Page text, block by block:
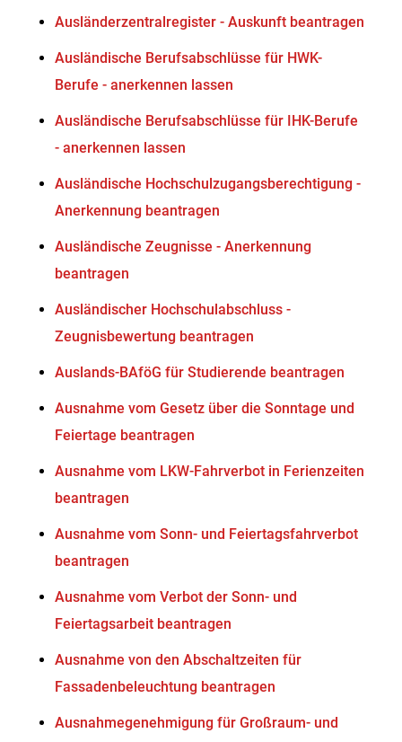
Ausländerzentralregister - Auskunft beantragen
Ausländische Berufsabschlüsse für HWK-
Berufe - anerkennen lassen
Ausländische Berufsabschlüsse für IHK-Berufe
- anerkennen lassen
Ausländische Hochschulzugangsberechtigung -
Anerkennung beantragen
Ausländische Zeugnisse - Anerkennung
beantragen
Ausländischer Hochschulabschluss -
Zeugnisbewertung beantragen
Auslands-BAföG für Studierende beantragen
Ausnahme vom Gesetz über die Sonntage und
Feiertage beantragen
Ausnahme vom LKW-Fahrverbot in Ferienzeiten
beantragen
Ausnahme vom Sonn- und Feiertagsfahrverbot
beantragen
Ausnahme vom Verbot der Sonn- und
Feiertagsarbeit beantragen
Ausnahme von den Abschaltzeiten für
Fassadenbeleuchtung beantragen
Ausnahmegenehmigung für Großraum- und